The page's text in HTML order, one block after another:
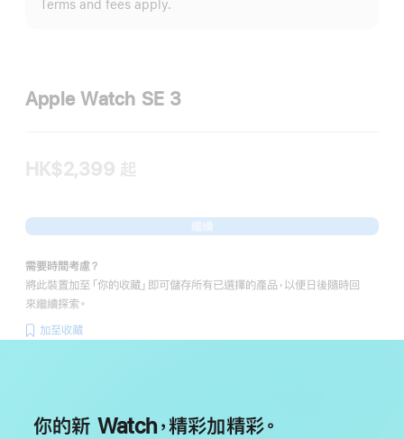
Terms and fees apply.
Apple Watch SE 3
HK$2,399起
繼續
需要時間考慮？
將此裝置加至「你的收藏」即可儲存所有已選擇的產品，以便日後隨時回
來繼續探索。
加至收藏
你的新 Watch，精彩加精彩。